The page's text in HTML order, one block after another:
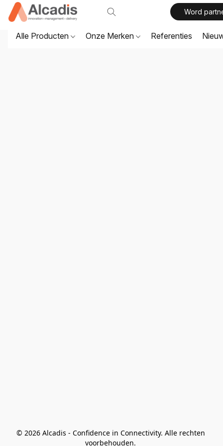
Word
Alle Producten Onze Merken Referenties
© 2026 Alcadis - Confidence in Connectivity. Alle rechten
voorbehouden.